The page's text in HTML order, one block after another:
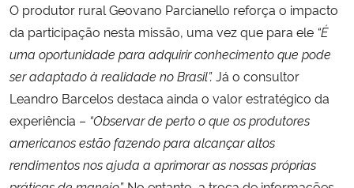
O produtor rural Geovano Parcianello reforça o impacto
da participação nesta missão, uma vez que para ele “É
uma oportunidade para adquirir conhecimento que pode
ser adaptado à realidade no Brasil”.Já o consultor
Leandro Barcelos destaca ainda o valor estratégico da
experiência – “Observar de perto o que os produtores
americanos estão fazendo para alcançar altos
rendimentos nos ajuda a aprimorar as nossas próprias